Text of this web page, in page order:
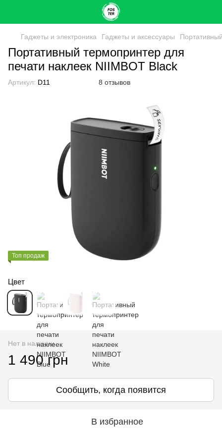
Гаджеты и электроника Гаджеты и аксессуары
Портативный термопринтер для
печати наклеек NIIMBOT Black
Артикул: D11 8 отзывов
Топ продаж
Цвет
Нет в наличии
1 490 грн
Сообщить, когда появится
В избранное